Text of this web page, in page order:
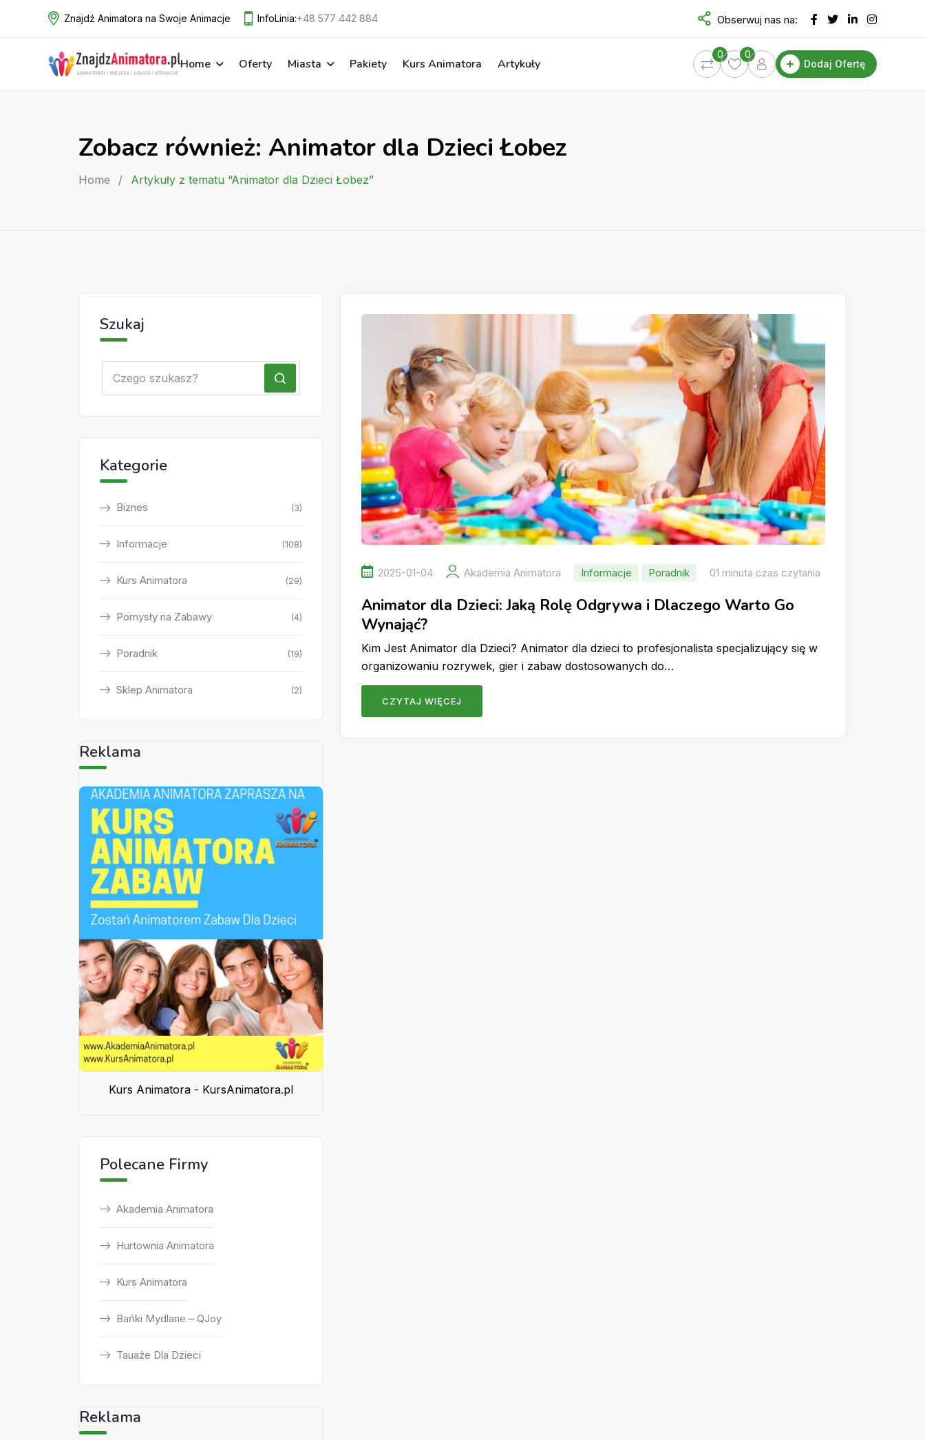
Znajdź Animatora na Swoje Animacje InfoLinia:+48 577 442 884 Obserwuj nas na:
Home Oferty Miasta Pakiety Kurs Animatora Artykuły
0
0
Dodaj Ofertę
Zobacz również: Animator dla Dzieci Łobez
Home / Artykuły z tematu “Animator dla Dzieci Łobez”
2025-01-04 Akademia Animatora Informacje Poradnik 01 minuta czas czytania
Animator dla Dzieci: Jaką Rolę Odgrywa i Dlaczego Warto Go
Wynająć?
Kim Jest Animator dla Dzieci? Animator dla dzieci to profesjonalista specjalizujący się w
organizowaniu rozrywek, gier i zabaw dostosowanych do…
CZYTAJ WIĘCEJ
Szukaj
Kategorie
Biznes (3)
Informacje (108)
Kurs Animatora (29)
Pomysły na Zabawy (4)
Poradnik (19)
Sklep Animatora (2)
Reklama
Kurs Animatora - KursAnimatora.pl
Polecane Firmy
Akademia Animatora
Hurtownia Animatora
Kurs Animatora
Bańki Mydlane – QJoy
Tauaże Dla Dzieci
Reklama